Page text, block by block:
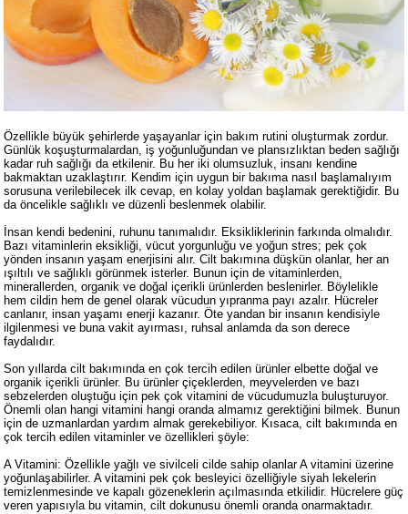
Özellikle büyük şehirlerde yaşayanlar için bakım rutini oluşturmak zordur.
Günlük koşuşturmalardan, iş yoğunluğundan ve plansızlıktan beden sağlığı
kadar ruh sağlığı da etkilenir. Bu her iki olumsuzluk, insanı kendine
bakmaktan uzaklaştırır. Kendim için uygun bir bakıma nasıl başlamalıyım
sorusuna verilebilecek ilk cevap, en kolay yoldan başlamak gerektiğidir. Bu
da öncelikle sağlıklı ve düzenli beslenmek olabilir.
İnsan kendi bedenini, ruhunu tanımalıdır. Eksikliklerinin farkında olmalıdır.
Bazı vitaminlerin eksikliği, vücut yorgunluğu ve yoğun stres; pek çok
yönden insanın yaşam enerjisini alır. Cilt bakımına düşkün olanlar, her an
ışıltılı ve sağlıklı görünmek isterler. Bunun için de vitaminlerden,
minerallerden, organik ve doğal içerikli ürünlerden beslenirler. Böylelikle
hem cildin hem de genel olarak vücudun yıpranma payı azalır. Hücreler
canlanır, insan yaşamı enerji kazanır. Öte yandan bir insanın kendisiyle
ilgilenmesi ve buna vakit ayırması, ruhsal anlamda da son derece
faydalıdır.
Son yıllarda cilt bakımında en çok tercih edilen ürünler elbette doğal ve
organik içerikli ürünler. Bu ürünler çiçeklerden, meyvelerden ve bazı
sebzelerden oluştuğu için pek çok vitamini de vücudumuzla buluşturuyor.
Önemli olan hangi vitamini hangi oranda almamız gerektiğini bilmek. Bunun
için de uzmanlardan yardım almak gerekebiliyor. Kısaca, cilt bakımında en
çok tercih edilen vitaminler ve özellikleri şöyle:
A Vitamini: Özellikle yağlı ve sivilceli cilde sahip olanlar A vitamini üzerine
yoğunlaşabilirler. A vitamini pek çok besleyici özelliğiyle siyah lekelerin
temizlenmesinde ve kapalı gözeneklerin açılmasında etkilidir. Hücrelere güç
veren yapısıyla bu vitamin, cilt dokunusu önemli oranda onarmaktadır.